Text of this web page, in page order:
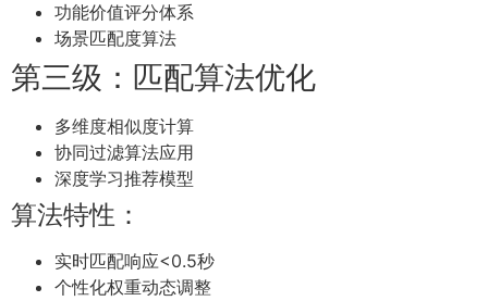
功能价值评分体系
场景匹配度算法
第三级：匹配算法优化
多维度相似度计算
协同过滤算法应用
深度学习推荐模型
算法特性：
实时匹配响应<0.5秒
个性化权重动态调整